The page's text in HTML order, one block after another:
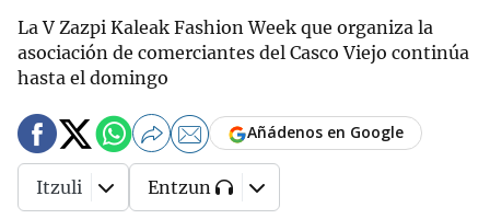
La V Zazpi Kaleak Fashion Week que organiza la
asociación de comerciantes del Casco Viejo continúa
hasta el domingo
Añádenos en Google
Itzuli Entzun